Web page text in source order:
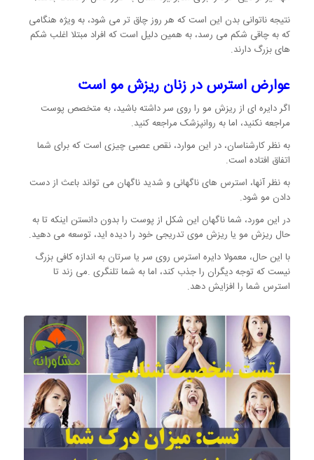
نتیجه ناتوانی بدن این است که هر روز چاق تر می شود، به ویژه هنگامی
که به چاقی شکم می رسد، به همین دلیل است که افراد مبتلا اغلب شکم
های بزرگ دارند.
عوارض استرس در زنان ریزش مو است
اگر دایره ای از ریزش مو را روی سر داشته باشید، به متخصص پوست
مراجعه نکنید، اما به روانپزشک مراجعه کنید.
به نظر کارشناسان، در این موارد، نقص عصبی چیزی است که برای شما
اتفاق افتاده است.
به نظر آنها، استرس های ناگهانی و شدید ناگهان می تواند باعث از دست
دادن مو شود.
در این مورد، شما ناگهان این شکل از پوست را بدون دانستن اینکه تا به
حال ریزش مو یا ریزش موی تدریجی خود را دیده اید، توسعه می دهید.
با این حال، معمولا دایره استرس روی سر یا سرتان به اندازه کافی بزرگ
نیست که توجه دیگران را جذب کند، اما به شما تلنگری .می زند تا
استرس شما را افزایش دهد.